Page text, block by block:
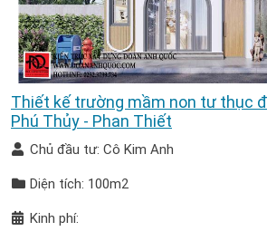
Thiết kế trường mầm non tư thục
Phú Thủy - Phan Thiết
Chủ đầu tư: Cô Kim Anh
Diện tích: 100m2
Kinh phí: